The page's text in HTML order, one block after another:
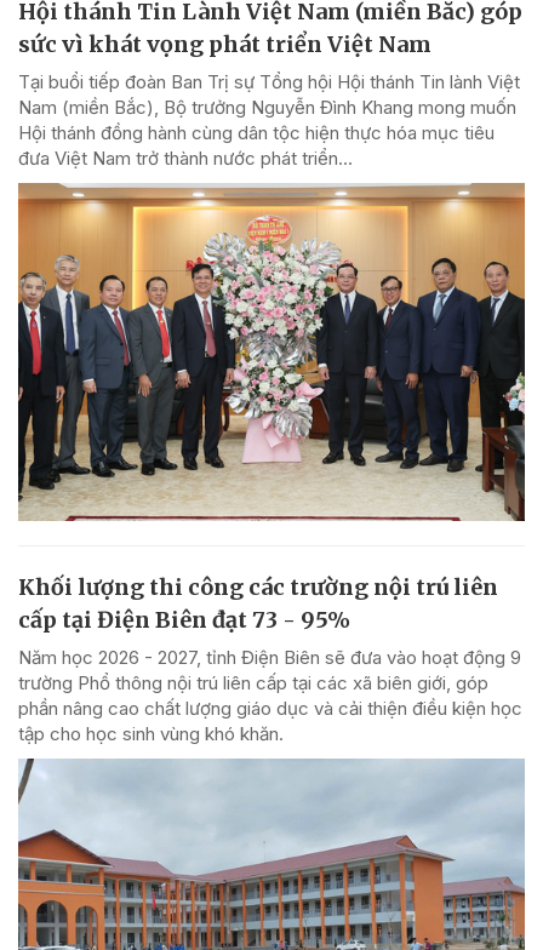
Hội thánh Tin Lành Việt Nam (miền Bắc) góp
sức vì khát vọng phát triển Việt Nam
Tại buổi tiếp đoàn Ban Trị sự Tổng hội Hội thánh Tin lành Việt
Nam (miền Bắc), Bộ trưởng Nguyễn Đình Khang mong muốn
Hội thánh đồng hành cùng dân tộc hiện thực hóa mục tiêu
đưa Việt Nam trở thành nước phát triển...
Khối lượng thi công các trường nội trú liên
cấp tại Điện Biên đạt 73 - 95%
Năm học 2026 - 2027, tỉnh Điện Biên sẽ đưa vào hoạt động 9
trường Phổ thông nội trú liên cấp tại các xã biên giới, góp
phần nâng cao chất lượng giáo dục và cải thiện điều kiện học
tập cho học sinh vùng khó khăn.